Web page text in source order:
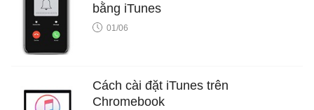
bằng iTunes
01/06
Cách cài đặt iTunes trên
Chromebook